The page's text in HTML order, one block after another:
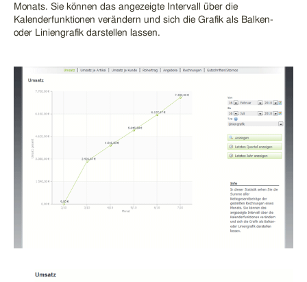
Monats. Sie können das angezeigte Intervall über die
Kalenderfunktionen verändern und sich die Grafik als Balken-
oder Liniengrafik darstellen lassen.